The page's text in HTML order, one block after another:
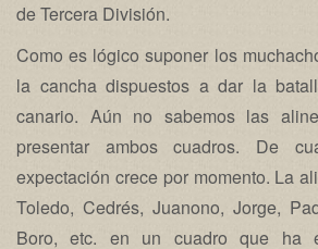
de Tercera División.
Como es lógico suponer los
la cancha dispuestos a dar la
canario. Aún no sabemos las
presentar ambos cuadros. De
expectación crece por momento. La
Toledo, Cedrés, Juanono, Jorge,
Boro, etc. en un cuadro que ha